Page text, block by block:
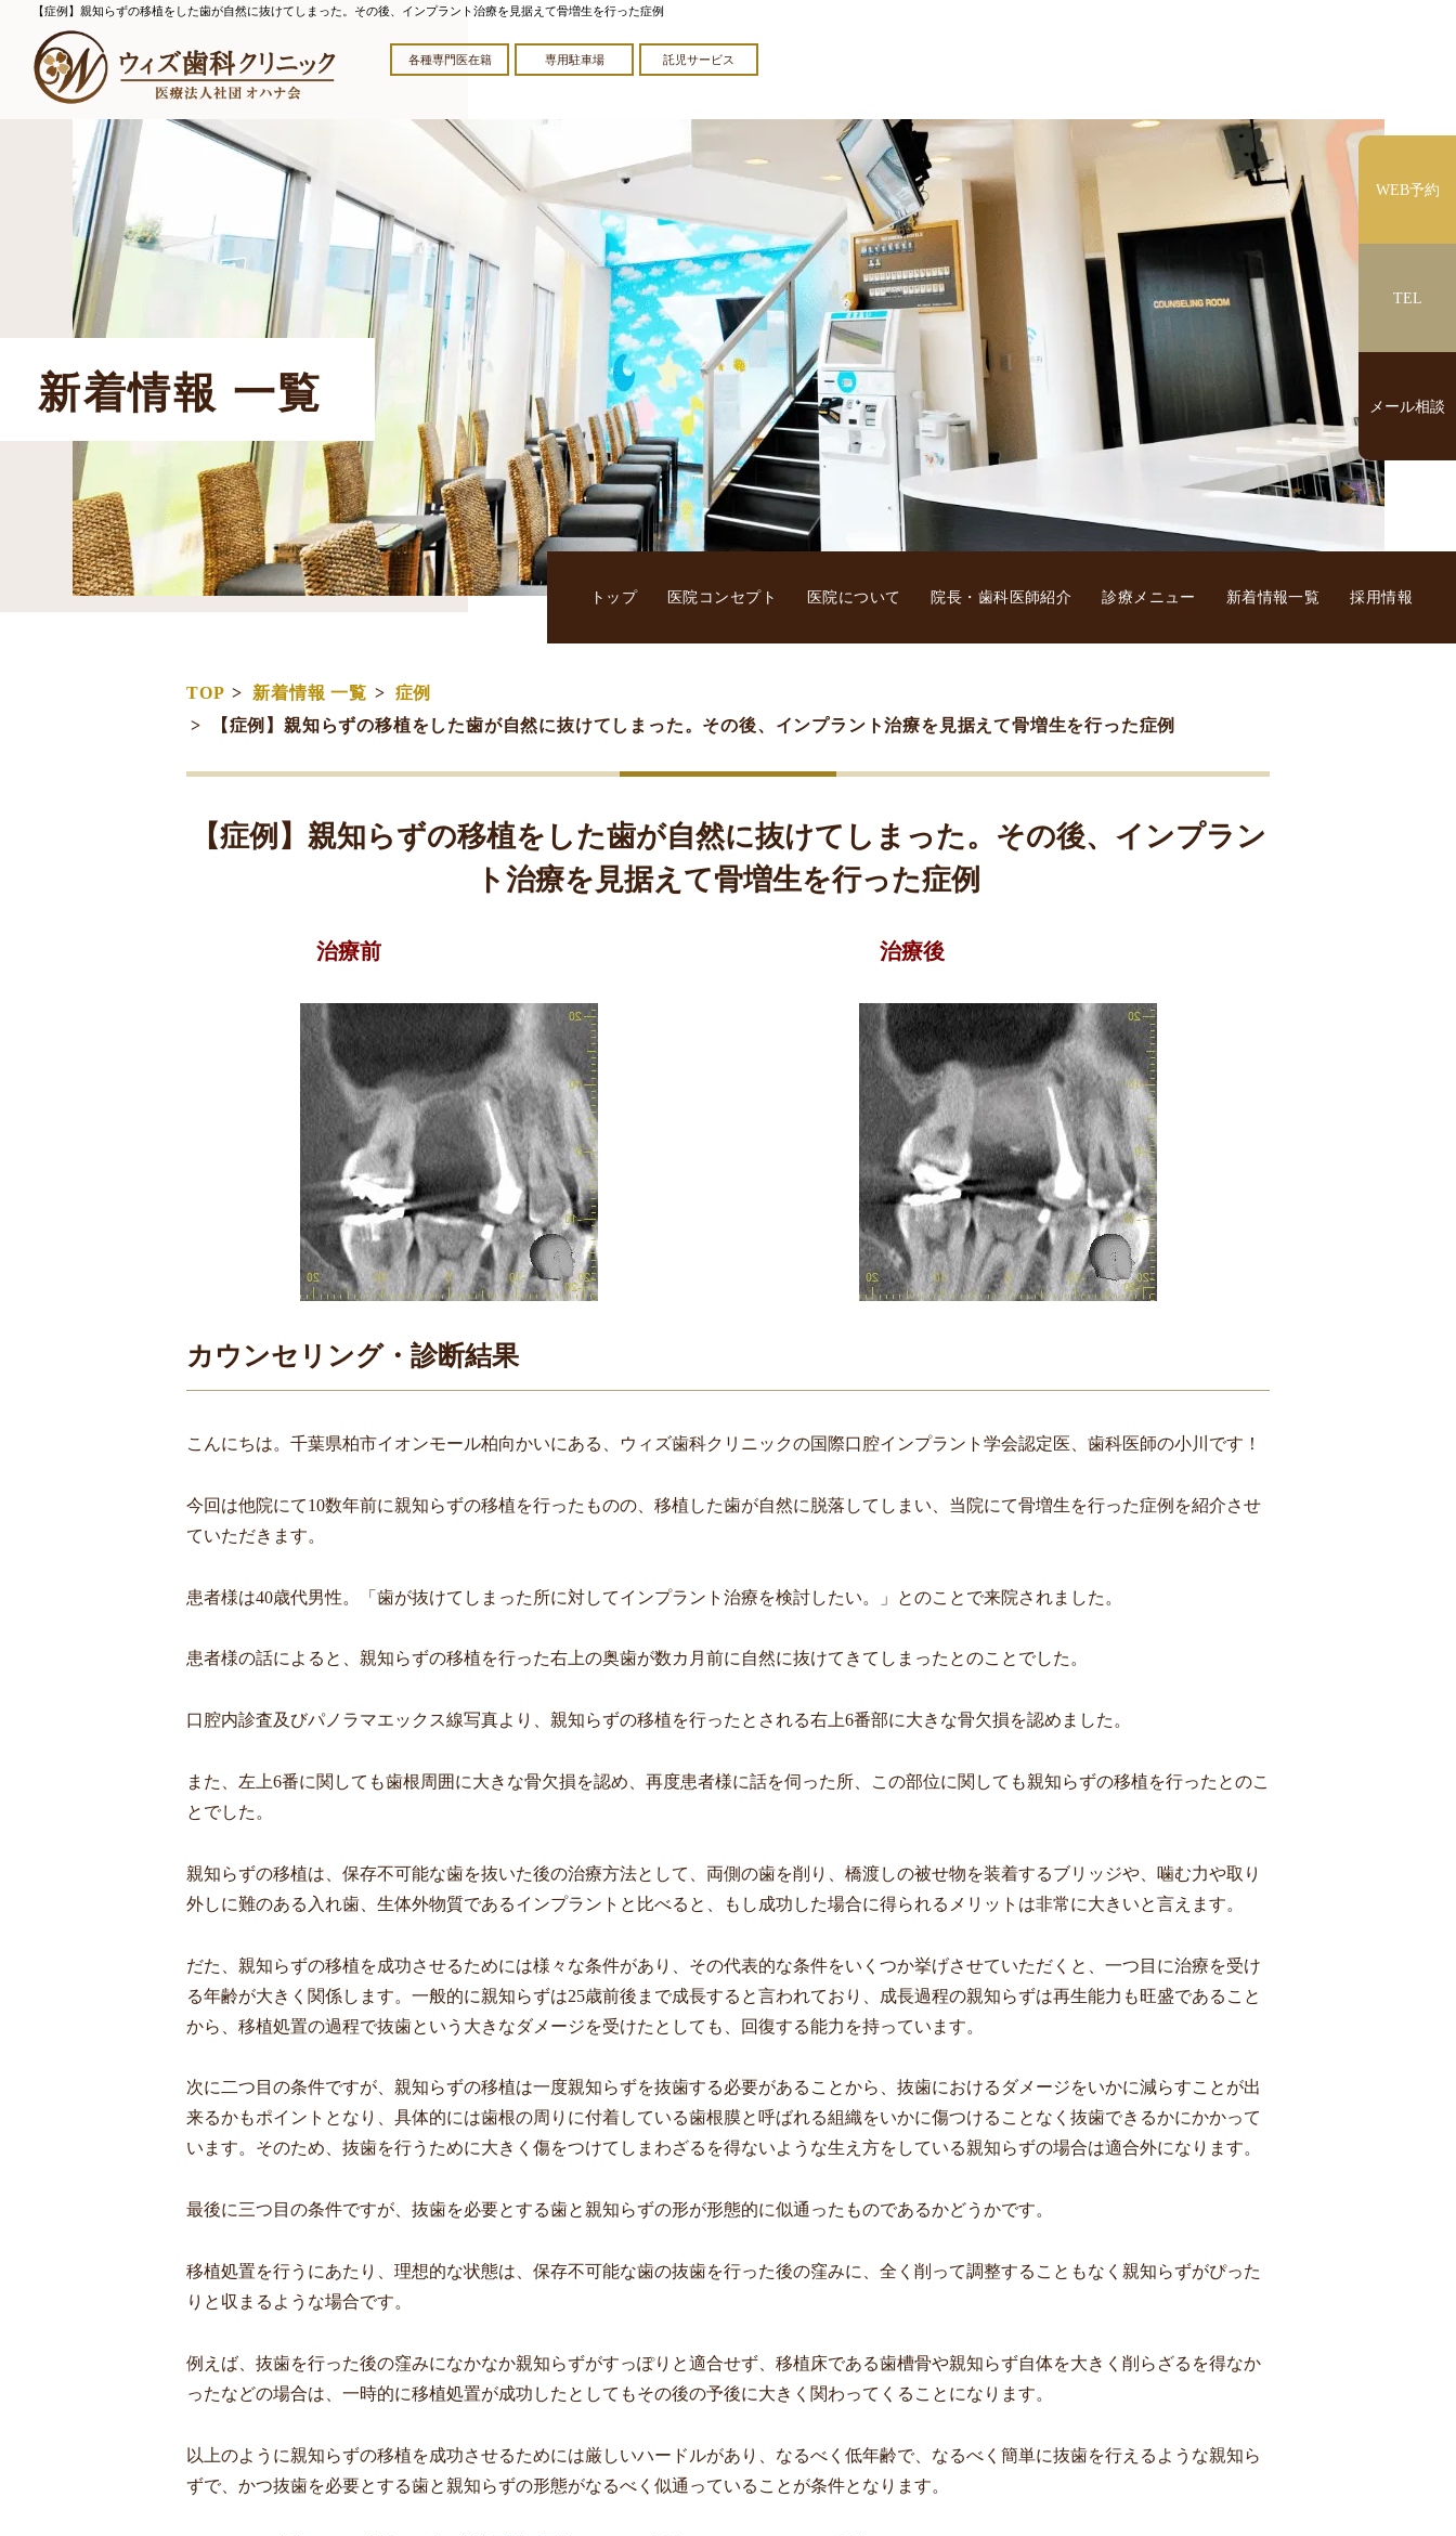
【症例】親知らずの移植をした歯が自然に抜けてしまった。その後、インプラント治療を見据えて骨増生を行った症例
各種専門医在籍 専用駐車場 託児サービス
トップ 医院コンセプト 医院について 院長・歯科医師紹介 診療メニュー 新着情報一覧 採用情報
新着情報 一覧
TOP 新着情報 一覧
症例
【症例】親知らずの移植をした歯が自然に抜けてしまった。その後、インプラント治療を見据えて骨増生を行った症例
【症例】親知らずの移植をした歯が自然に抜けてしまった。その後、インプラン
ト治療を見据えて骨増生を行った症例
治療前 治療後
カウンセリング・診断結果
こんにちは。千葉県柏市イオンモール柏向かいにある、ウィズ歯科クリニックの国際口腔インプラント学会認定医、歯科医師の小川です！
今回は他院にて10数年前に親知らずの移植を行ったものの、移植した歯が自然に脱落してしまい、当院にて骨増生を行った症例を紹介させ
ていただきます。
患者様は40歳代男性。「歯が抜けてしまった所に対してインプラント治療を検討したい。」とのことで来院されました。
患者様の話によると、親知らずの移植を行った右上の奥歯が数カ月前に自然に抜けてきてしまったとのことでした。
口腔内診査及びパノラマエックス線写真より、親知らずの移植を行ったとされる右上6番部に大きな骨欠損を認めました。
また、左上6番に関しても歯根周囲に大きな骨欠損を認め、再度患者様に話を伺った所、この部位に関しても親知らずの移植を行ったとのこ
とでした。
親知らずの移植は、保存不可能な歯を抜いた後の治療方法として、両側の歯を削り、橋渡しの被せ物を装着するブリッジや、噛む力や取り
外しに難のある入れ歯、生体外物質であるインプラントと比べると、もし成功した場合に得られるメリットは非常に大きいと言えます。
だた、親知らずの移植を成功させるためには様々な条件があり、その代表的な条件をいくつか挙げさせていただくと、一つ目に治療を受け
る年齢が大きく関係します。一般的に親知らずは25歳前後まで成長すると言われており、成長過程の親知らずは再生能力も旺盛であること
から、移植処置の過程で抜歯という大きなダメージを受けたとしても、回復する能力を持っています。
次に二つ目の条件ですが、親知らずの移植は一度親知らずを抜歯する必要があることから、抜歯におけるダメージをいかに減らすことが出
来るかもポイントとなり、具体的には歯根の周りに付着している歯根膜と呼ばれる組織をいかに傷つけることなく抜歯できるかにかかって
います。そのため、抜歯を行うために大きく傷をつけてしまわざるを得ないような生え方をしている親知らずの場合は適合外になります。
最後に三つ目の条件ですが、抜歯を必要とする歯と親知らずの形が形態的に似通ったものであるかどうかです。
移植処置を行うにあたり、理想的な状態は、保存不可能な歯の抜歯を行った後の窪みに、全く削って調整することもなく親知らずがぴった
りと収まるような場合です。
例えば、抜歯を行った後の窪みになかなか親知らずがすっぽりと適合せず、移植床である歯槽骨や親知らず自体を大きく削らざるを得なか
ったなどの場合は、一時的に移植処置が成功したとしてもその後の予後に大きく関わってくることになります。
以上のように親知らずの移植を成功させるためには厳しいハードルがあり、なるべく低年齢で、なるべく簡単に抜歯を行えるような親知ら
ずで、かつ抜歯を必要とする歯と親知らずの形態がなるべく似通っていることが条件となります。
WEB予約
TEL
メール相談